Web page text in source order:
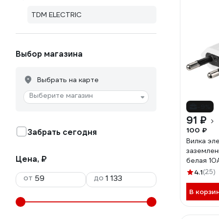
TDM ELECTRIC
Выбор магазина
Выбрать на карте
Выберите магазин
Забрать сегодня
Цена, ₽
от
до
91 ₽
100 ₽
Вилка
белая
0189
4.1(25)
В